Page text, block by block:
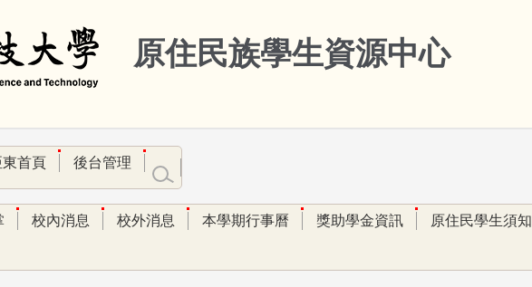
原住民族學生資源中心
東首頁 後台管理
校內消息 校外消息 本學期行事曆 獎助學金資訊 原住民學生須知